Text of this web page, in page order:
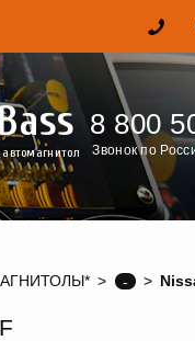
8 800
Звонок по
-